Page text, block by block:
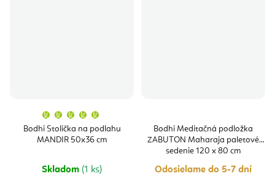
Bodhi Stolička na podlahu
MANDIR 50x36 cm
produktu
je
5,0
Skladom (1 ks)
Bodhi Meditačná podložka
ZABUTON Maharaja paletové
sedenie 120 x 80 cm
Odosielame do 5-7 dní